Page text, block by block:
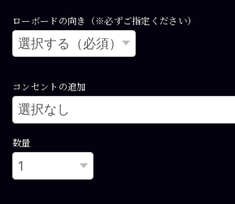
ローボードの向き（※必ずご指定ください）
コンセントの追加
数量